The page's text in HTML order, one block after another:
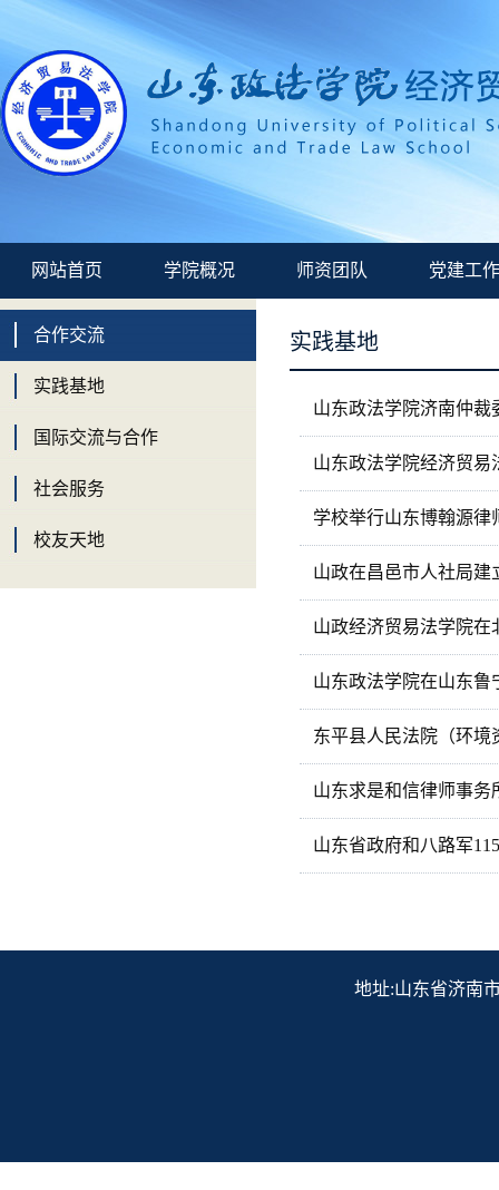
网站首页 学院概况 师资团队 党建工作
合作交流
实践基地
国际交流与合作
社会服务
校友天地
实践基地
山东政法学院济南仲裁
山东政法学院经济贸
学校举行山东博翰源律
山政在昌邑市人社局建
山政经济贸易法学院在
山东政法学院在山东
东平县人民法院（环
山东求是和信律师事务
山东省政府和八路军
地址:山东省济南